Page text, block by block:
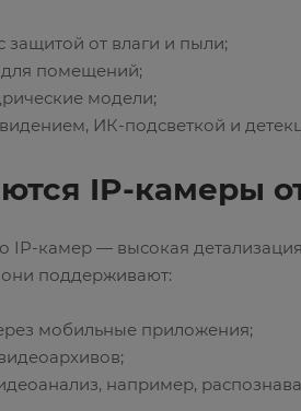
от влаги и пыли;
помещений;
модели;
ИК-подсветкой и
IP-камеры
IP-камер — высокая
они поддерживают:
мобильные приложения;
например,